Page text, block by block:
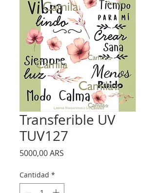
Transferible UV
TUV127
5000,00 ARS
Cantidad *